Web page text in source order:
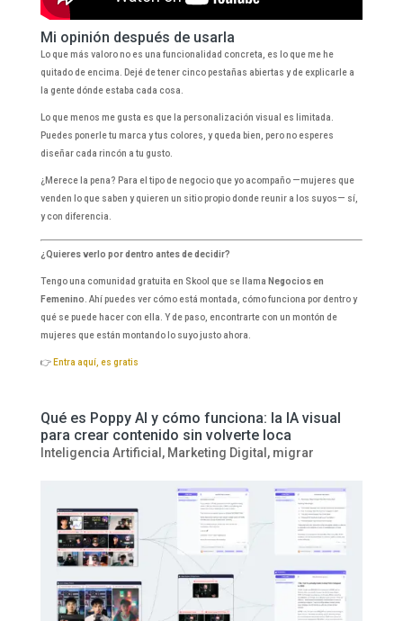
Mi opinión después de usarla
Lo que más valoro no es una funcionalidad concreta, es lo que me he
quitado de encima. Dejé de tener cinco pestañas abiertas y de explicarle a
la gente dónde estaba cada cosa.
Lo que menos me gusta es que la personalización visual es limitada.
Puedes ponerle tu marca y tus colores, y queda bien, pero no esperes
diseñar cada rincón a tu gusto.
¿Merece la pena? Para el tipo de negocio que yo acompaño —mujeres que
venden lo que saben y quieren un sitio propio donde reunir a los suyos— sí,
y con diferencia.
¿Quieres verlo por dentro antes de decidir?
Tengo una comunidad gratuita en Skool que se llama Negocios en
Femenino . Ahí puedes ver cómo está montada, cómo funciona por dentro y
qué se puede hacer con ella. Y de paso, encontrarte con un montón de
mujeres que están montando lo suyo justo ahora.
👉 Entra aquí, es gratis
Qué es Poppy AI y cómo funciona: la IA visual
para crear contenido sin volverte loca
Inteligencia Artificial, Marketing Digital, migrar